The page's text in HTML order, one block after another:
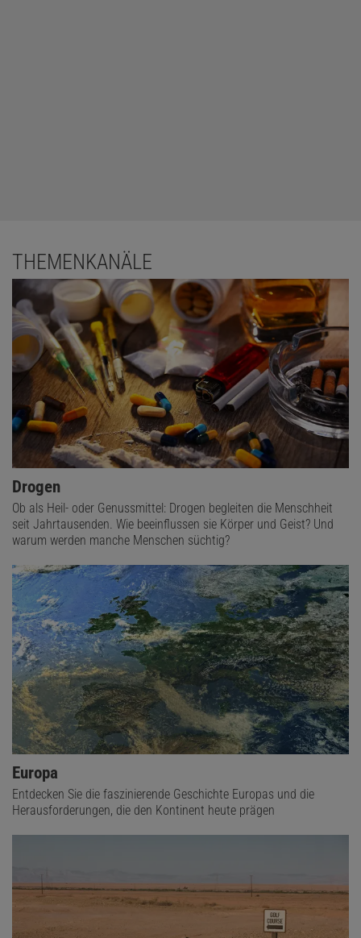
THEMENKANÄLE
Drogen
Ob als Heil- oder Genussmittel: Drogen begleiten die Menschheit
seit Jahrtausenden. Wie beeinflussen sie Körper und Geist? Und
warum werden manche Menschen süchtig?
Europa
Entdecken Sie die faszinierende Geschichte Europas und die
Herausforderungen, die den Kontinent heute prägen